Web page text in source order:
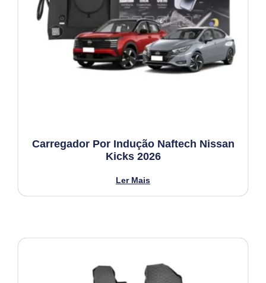
Carregador Por Indução Naftech Nissan
Kicks 2026
Ler Mais